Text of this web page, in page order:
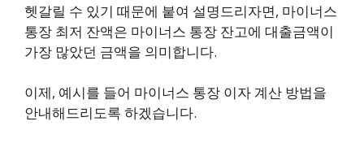
헷갈릴 수 있기 때문에 붙여 설명드리자면, 마이너스
통장 최저 잔액은 마이너스 통장 잔고에 대출금액이
가장 많았던 금액을 의미합니다.
이제, 예시를 들어 마이너스 통장 이자 계산 방법을
안내해드리도록 하겠습니다.